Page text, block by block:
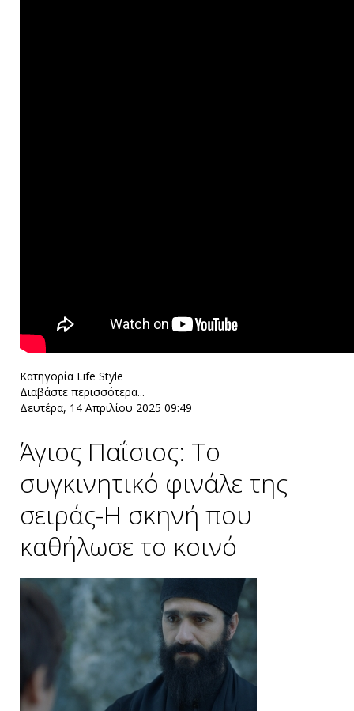
Κατηγορία Life Style
Διαβάστε περισσότερα...
Δευτέρα, 14 Απριλίου 2025 09:49
Άγιος Παΐσιος: Το
συγκινητικό φινάλε της
σειράς-Η σκηνή που
καθήλωσε το κοινό